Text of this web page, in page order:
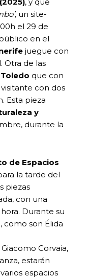
un site-
el 29 de
en el
juegue con
Otra de las
que con
con dos
Esta pieza
y
durante la
de Espacios
la tarde del
piezas
con una
Durante su
, como son Élida
Corvaia,
estarán
espacios